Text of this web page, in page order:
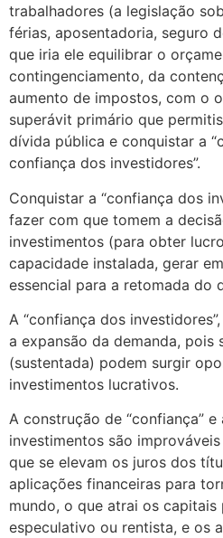
trabalhadores (a legislação
férias, aposentadoria, seguro
que iria ele equilibrar o
contingenciamento, da
aumento de impostos, com o
superávit primário que
dívida pública e conquistar a
confiança dos investidores”.
Conquistar a “confiança dos
fazer com que tomem a
investimentos (para obter
capacidade instalada, gerar
essencial para a retomada do
A “confiança dos
a expansão da demanda, pois
(sustentada) podem surgir
investimentos lucrativos.
A construção de “confiança”
investimentos são
que se elevam os juros dos
aplicações financeiras para
mundo, o que atrai os
especulativo ou rentista, e os